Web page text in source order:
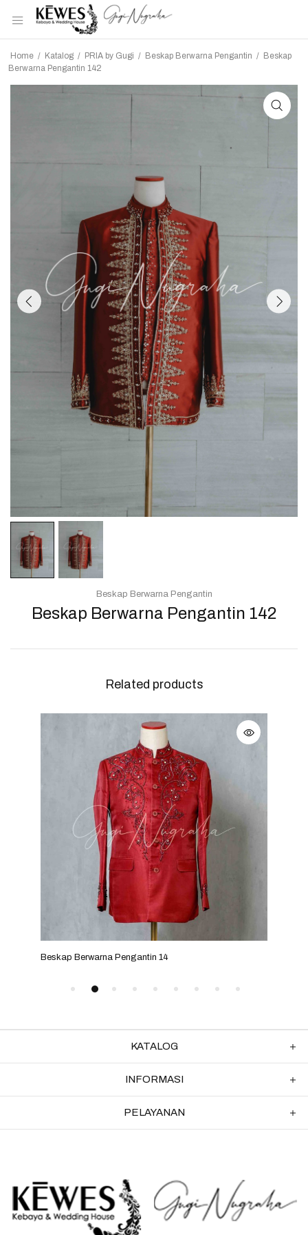
Home / Katalog / PRIA by Gugi / Beskap Berwarna Pengantin / Beskap
Berwarna Pengantin 142
Beskap Berwarna Pengantin 142
Beskap Berwarna Pengantin
Related products
Beskap Berwarna Pengantin 14
KATALOG
INFORMASI
PELAYANAN